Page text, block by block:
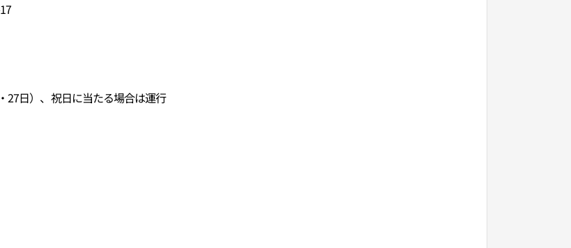
27日）、祝日に当たる場合は運行